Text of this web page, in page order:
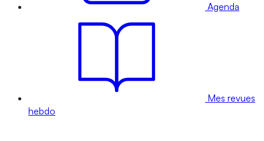
Agenda
Mes revues
hebdo